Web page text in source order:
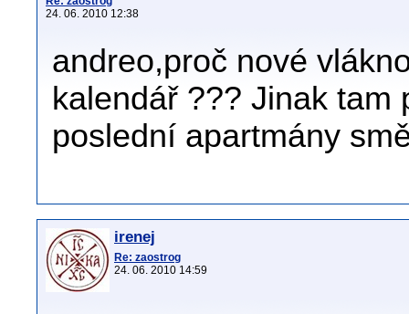
24. 06. 2010 12:38
andreo,proč nové
kalendář ??? Jinak tam
poslední apartmány
irenej
Re: zaostrog
24. 06. 2010 14:59